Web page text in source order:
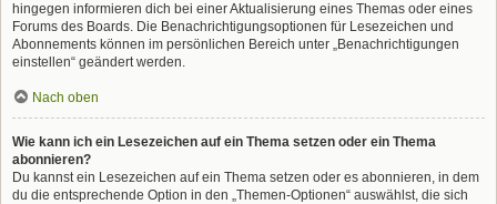
hingegen informieren dich bei einer Aktualisierung eines Themas oder eines
Forums des Boards. Die Benachrichtigungsoptionen für Lesezeichen und
Abonnements können im persönlichen Bereich unter „Benachrichtigungen
einstellen“ geändert werden.
Nach oben
Wie kann ich ein Lesezeichen auf ein Thema setzen oder ein Thema
abonnieren?
Du kannst ein Lesezeichen auf ein Thema setzen oder es abonnieren, in dem
du die entsprechende Option in den „Themen-Optionen“ auswählst, die sich